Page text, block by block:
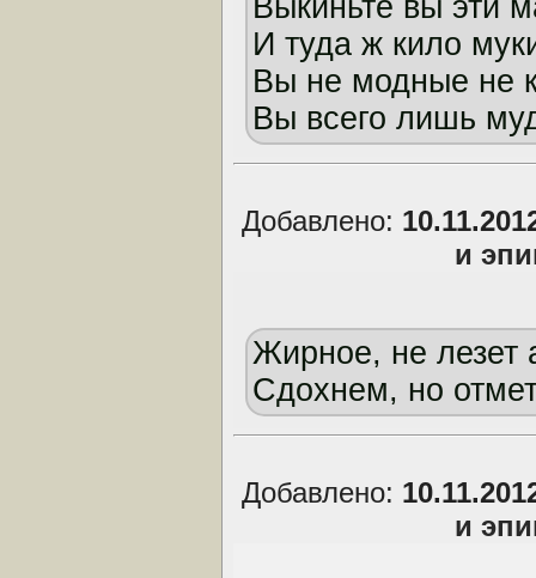
Выкиньте вы эти
И туда ж кило
Вы не модные не
Вы всего лишь
Добавлено:
и
Жирное, не лезет
Сдохнем, но
Добавлено:
и